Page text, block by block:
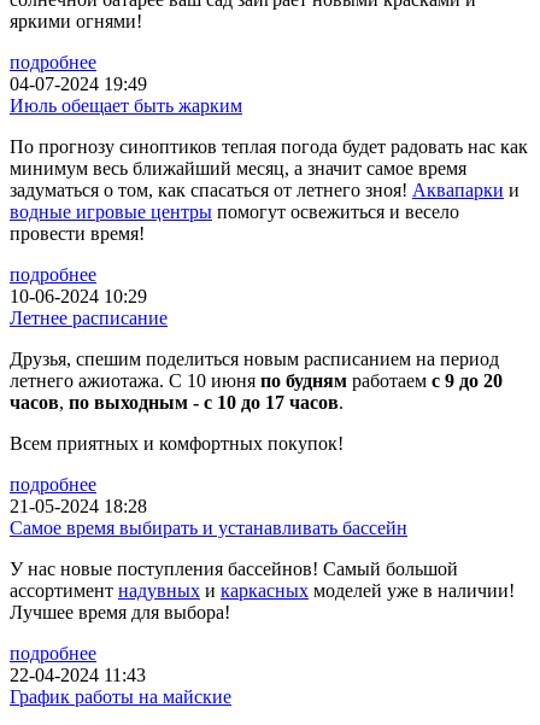
яркими огнями!
подробнее
04-07-2024 19:49
Июль обещает быть жарким
По прогнозу синоптиков теплая погода будет радовать нас как
минимум весь ближайший месяц, а значит самое время
задуматься о том, как спасаться от летнего зноя! Аквапарки и
водные игровые центры помогут освежиться и весело
провести время!
подробнее
10-06-2024 10:29
Летнее расписание
Друзья, спешим поделиться новым расписанием на период
летнего ажиотажа. С 10 июня по будням работаем с 9 до 20
часов, по выходным - с 10 до 17 часов.
Всем приятных и комфортных покупок!
подробнее
21-05-2024 18:28
Самое время выбирать и устанавливать бассейн
У нас новые поступления бассейнов! Самый большой
ассортимент надувных и каркасных моделей уже в наличии!
Лучшее время для выбора!
подробнее
22-04-2024 11:43
График работы на майские